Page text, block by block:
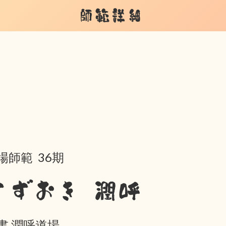
師範詳細
師範 36期
ずおき 潤呼